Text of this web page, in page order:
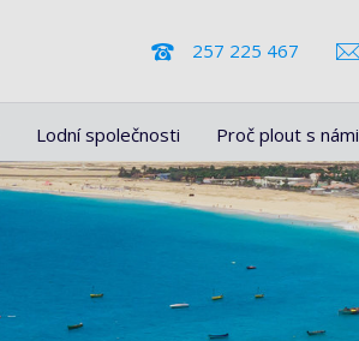
257 225 467
Lodní společnosti Proč plout s námi